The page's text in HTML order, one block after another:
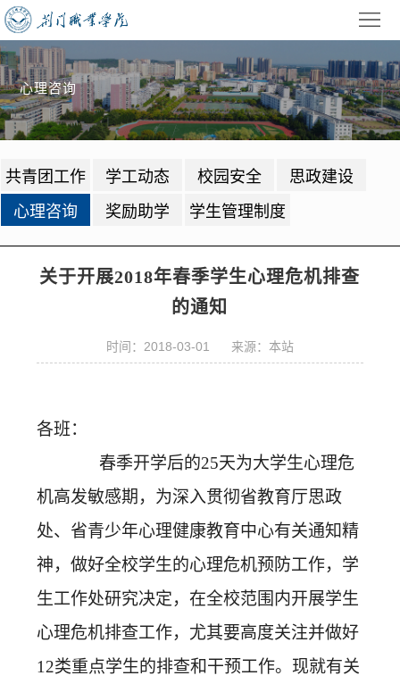
首
页
学
校
概
况
招
生
就
业
教
学
管
学
生
校
心理咨询
共青团工作 学工动态 校园安全
思政建设
心理咨询
奖励助学 学生管理制度
关于开展2018年春季学生心理危机排查
的通知
时间：2018-03-01 来源：本站
各班：
春季开学后的25天为大学生心理危
机高发敏感期，为深入贯彻省教育厅思政
处、省青少年心理健康教育中心有关通知精
神，做好全校学生的心理危机预防工作，学
生工作处研究决定，在全校范围内开展学生
心理危机排查工作，尤其要高度关注并做好
12类重点学生的排查和干预工作。现就有关